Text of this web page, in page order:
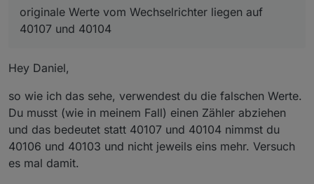
kenne ich mich leider noch nicht aus.... Wäre also um
einen kleinen Tip Dankbar...
Das Script schaut bei mir so aus. hab's nur mal mit der
ich mir eigentlich über den zu erhaltenen Wert sicher.
40108_ Temperatur-SF = -4
und 40104
Und -3 Grad kommt so gerundet der aktuellen
Situation hin
Das script bringt mir aber lediglich
-999999 Grad
Danke im Voraus
originale Werte vom Wechselrichter liegen auf
40107 und 40104
Hey Daniel,
so wie ich das sehe, verwendest du die falschen Werte.
Du musst (wie in meinem Fall) einen Zähler abziehen
und das bedeutet statt 40107 und 40104 nimmst du
40106 und 40103 und nicht jeweils eins mehr. Versuch
es mal damit.